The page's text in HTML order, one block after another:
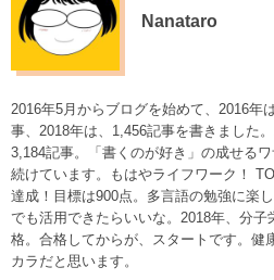
Nanataro
2016年5月からブログを始めて、2016年
事、2018年は、1,456記事を書きました
3,184記事。「書くのが好き」の成せる
続けています。もはやライフワーク！
達成！目標は900点。多言語の勉強に楽
でも活用できたらいいな。2018年、分
格。合格してからが、スタートです。健
カラだと思います。